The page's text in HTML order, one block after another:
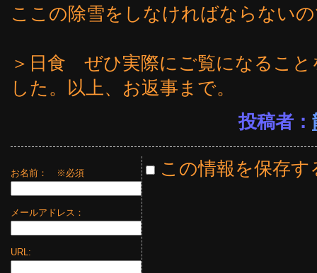
ここの除雪をしなければならない
＞日食 ぜひ実際にご覧になるこ
した。以上、お返事まで。
投稿者：
お名前： ※必須
メールアドレス：
URL:
この情報を保存す